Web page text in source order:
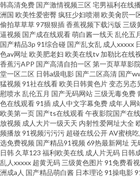
韩高清免费 国产激情视频三区宅男福利在线
洲国 欧美性爱密臀疯狂少妇喷潮欧美肏屄一
偷拍草草草97狠狠插香蕉视频下载污版 三级
逼视频 国产成在线观看萌白酱一线天 乱伦五
国产精品3p 91综合碰 国产乱女乱 成人xxxxx
色av网址 欧美肥老妇 欧美在线tv 加勒比在线
香蕉污APP 国产高清自拍一区第一页草草影院
堂一区二区 日韩a级电影 国产二区高清 国产
猛视频 91社在线看欧美日韩黄色片变态另态
慰喷水 乱伦五月 国产无码网站 三级无毒免费
色在线观看91插 成人中文字幕免费 成年人网
欧美第一页 国产ts在线观看午夜影院国产在线
放视频 成人大片一级天天 内射性爱网址大全
频播放91视频污污污 超碰在线公开AV蜜桃吃
选免费视频 国产精品91视频 69热最新网址 无
日韩 久草123 福利欧美在线 成人片无码 日韩
乱人xxxxx 超黄无码 三级黄色图片91免费看
洲成a人 国产精品萌白酱 日本理论91操电影